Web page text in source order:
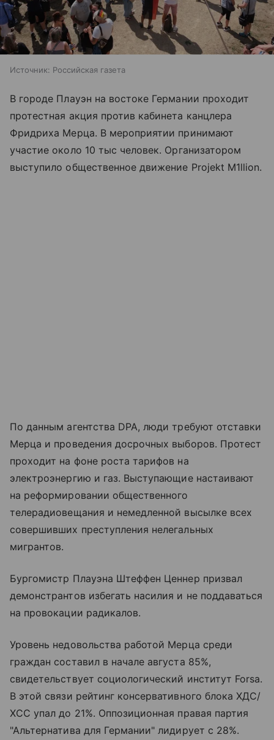
Источник: Российская газета
В городе Плауэн на востоке Германии проходит
протестная акция против кабинета канцлера
Фридриха Мерца. В мероприятии принимают
участие около 10 тыс человек. Организатором
выступило общественное движение Projekt M1llion.
По данным агентства DPA, люди требуют отставки
Мерца и проведения досрочных выборов. Протест
проходит на фоне роста тарифов на
электроэнергию и газ. Выступающие настаивают
на реформировании общественного
телерадиовещания и немедленной высылке всех
совершивших преступления нелегальных
мигрантов.
Бургомистр Плауэна Штеффен Ценнер призвал
демонстрантов избегать насилия и не поддаваться
на провокации радикалов.
Уровень недовольства работой Мерца среди
граждан составил в начале августа 85%,
свидетельствует социологический институт Forsa.
В этой связи рейтинг консервативного блока ХДС/
ХСС упал до 21%. Оппозиционная правая партия
"Альтернатива для Германии" лидирует с 28%.